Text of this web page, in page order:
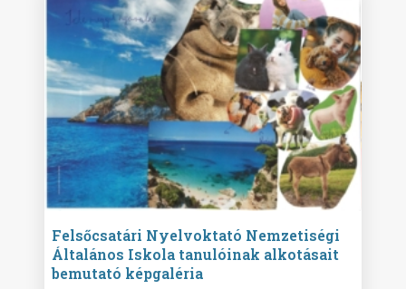
Felsőcsatári Nyelvoktató Nemzetiségi
Általános Iskola tanulóinak alkotásait
bemutató képgaléria